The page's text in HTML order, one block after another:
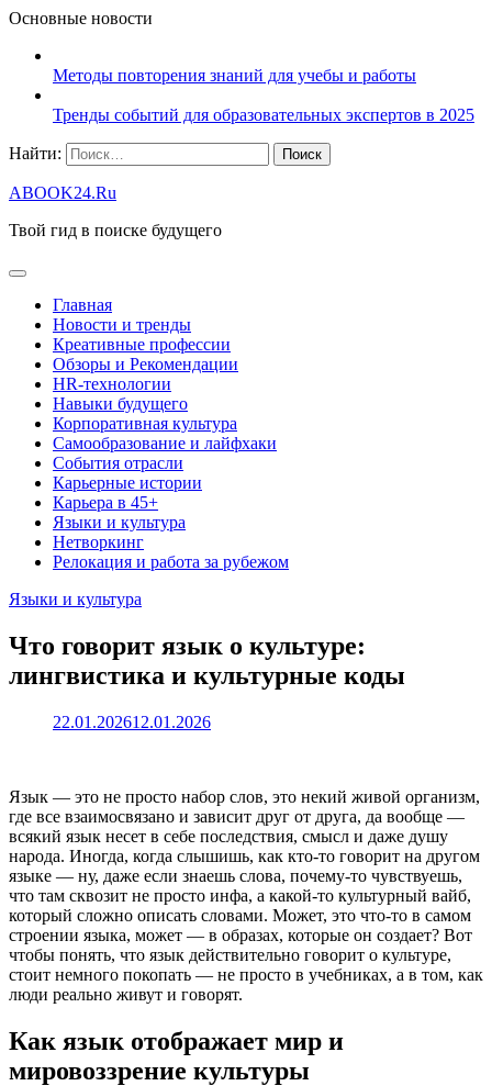
Основные новости
Методы повторения знаний для учебы и работы
Тренды событий для образовательных экспертов в 2025
Найти:
ABOOK24.Ru
Твой гид в поиске будущего
Главная
Новости и тренды
Креативные профессии
Обзоры и Рекомендации
HR‑технологии
Навыки будущего
Корпоративная культура
Самообразование и лайфхаки
События отрасли
Карьерные истории
Карьера в 45+
Языки и культура
Нетворкинг
Релокация и работа за рубежом
Языки и культура
Что говорит язык о культуре:
лингвистика и культурные коды
22.01.202612.01.2026
Язык — это не просто набор слов, это некий живой организм,
где все взаимосвязано и зависит друг от друга, да вообще —
всякий язык несет в себе последствия, смысл и даже душу
народа. Иногда, когда слышишь, как кто-то говорит на другом
языке — ну, даже если знаешь слова, почему-то чувствуешь,
что там сквозит не просто инфа, а какой-то культурный вайб,
который сложно описать словами. Может, это что-то в самом
строении языка, может — в образах, которые он создает? Вот
чтобы понять, что язык действительно говорит о культуре,
стоит немного покопать — не просто в учебниках, а в том, как
люди реально живут и говорят.
Как язык отображает мир и
мировоззрение культуры